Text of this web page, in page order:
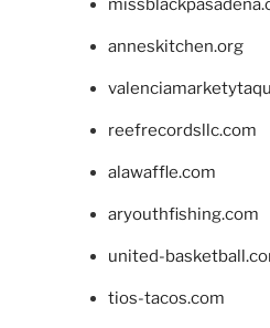
anneskitchen.org
reefrecordsllc.com
alawaffle.com
aryouthfishing.com
united-
tios-tacos.com